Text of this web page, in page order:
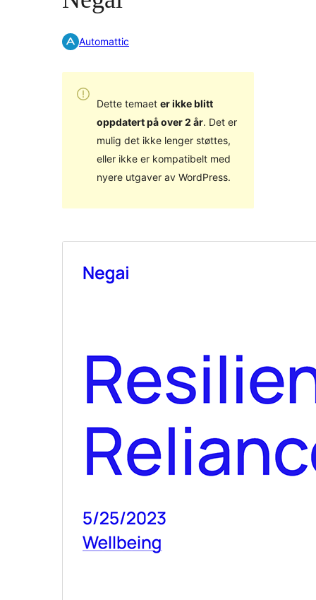
Automattic
Dette temaet er ikke blitt
oppdatert på over 2 år. Det er
mulig det ikke lenger støttes,
eller ikke er kompatibelt med
nyere utgaver av WordPress.